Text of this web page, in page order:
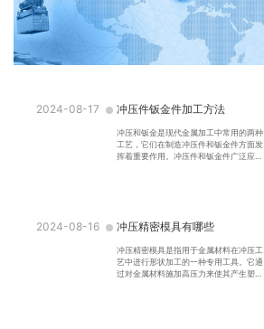
2024-08-17 冲压件钣金件加工方法
冲压和钣金是现代金属加工中常用的两种
工艺，它们在制造冲压件和钣金件方面发
挥着重要作用。冲压件和钣金件广泛应用
2024-08-16 冲压精密模具有哪些
冲压精密模具是指用于金属材料在冲压工
艺中进行形状加工的一种专用工具。它通
过对金属材料施加高压力来使其产生塑性